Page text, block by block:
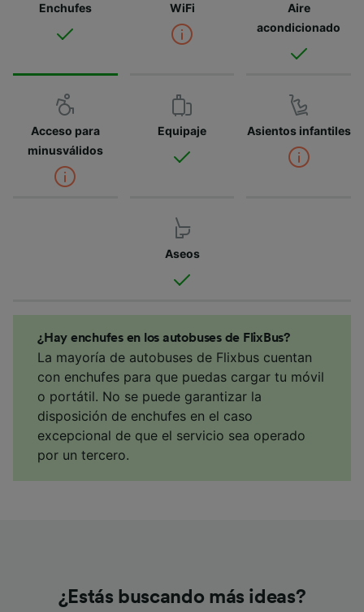
Enchufes WiFi
Aire
acondicionado
Acceso para
minusválidos
Equipaje Asientos infantiles
Aseos
¿Hay enchufes en los autobuses de FlixBus?
La mayoría de autobuses de Flixbus cuentan
con enchufes para que puedas cargar tu móvil
o portátil. No se puede garantizar la
disposición de enchufes en el caso
excepcional de que el servicio sea operado
por un tercero.
¿Estás buscando más ideas?